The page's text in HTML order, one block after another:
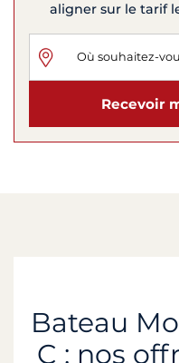
aligner sur le tarif
Recevoir
Bateau
C : nos